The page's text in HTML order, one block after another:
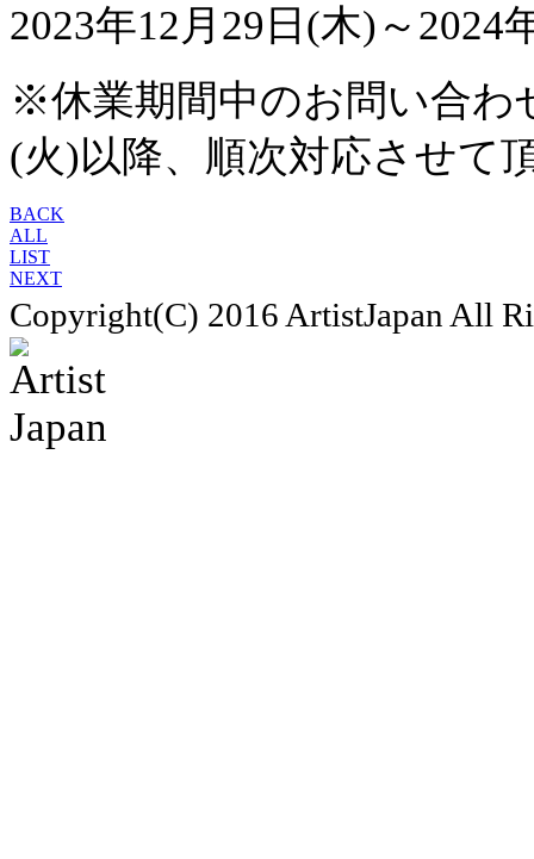
2023年12月29日(木)～2024
※休業期間中のお問い合わ
(火)以降、順次対応させて
BACK
ALL
LIST
NEXT
Copyright(C) 2016 ArtistJapan All